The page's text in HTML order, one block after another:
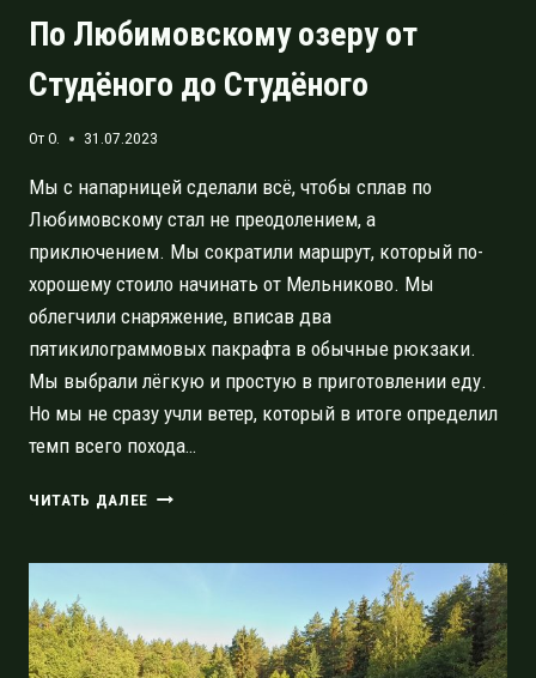
По Любимовскому озеру от
Студёного до Студёного
ОтO. 31.07.2023
Мы с напарницей сделали всё, чтобы сплав по
Любимовскому стал не преодолением, а
приключением. Мы сократили маршрут, который по-
хорошему стоило начинать от Мельниково. Мы
облегчили снаряжение, вписав два
пятикилограммовых пакрафта в обычные рюкзаки.
Мы выбрали лёгкую и простую в приготовлении еду.
Но мы не сразу учли ветер, который в итоге определил
темп всего похода…
ЧИТАТЬ ДАЛЕЕ ПО
ОТ
СТУДЁНОГО